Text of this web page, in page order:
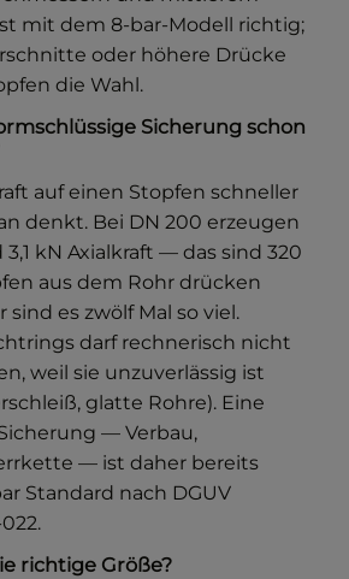
mit dem 8-bar-Modell richtig;
oder höhere Drücke
die Wahl.
Sicherung schon
auf einen Stopfen schneller
denkt. Bei DN 200 erzeugen
3,1 kN Axialkraft — das sind 320
aus dem Rohr drücken
sind es zwölf Mal so viel.
darf rechnerisch nicht
weil sie unzuverlässig ist
glatte Rohre). Eine
— Verbau,
— ist daher bereits
Standard nach DGUV
richtige Größe?